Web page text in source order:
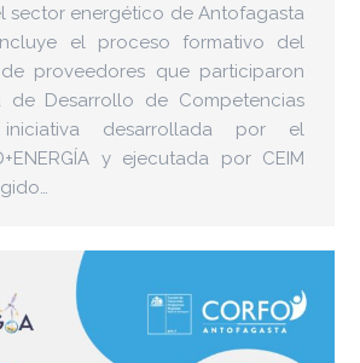
sector energético de Antofagasta
el proceso formativo del
proveedores que participaron
de Desarrollo de Competencias
iniciativa desarrollada por el
y ejecutada por CEIM